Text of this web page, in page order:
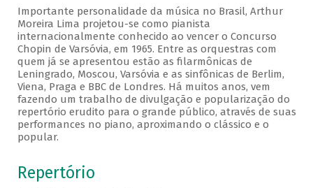
Importante personalidade da música no Brasil, Arthur
Moreira Lima projetou-se como pianista
internacionalmente conhecido ao vencer o Concurso
Chopin de Varsóvia, em 1965. Entre as orquestras com
quem já se apresentou estão as filarmônicas de
Leningrado, Moscou, Varsóvia e as sinfônicas de Berlim,
Viena, Praga e BBC de Londres. Há muitos anos, vem
fazendo um trabalho de divulgação e popularização do
repertório erudito para o grande público, através de suas
performances no piano, aproximando o clássico e o
popular.
Repertório